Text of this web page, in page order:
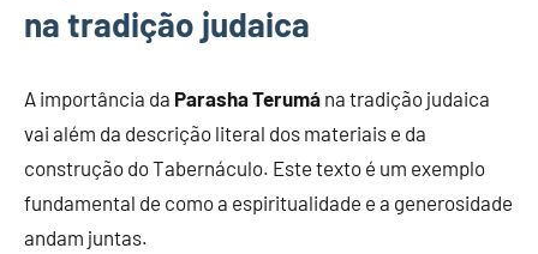
na tradição judaica
A importância da Parasha Terumá na tradição judaica
vai além da descrição literal dos materiais e da
construção do Tabernáculo. Este texto é um exemplo
fundamental de como a espiritualidade e a generosidade
andam juntas.